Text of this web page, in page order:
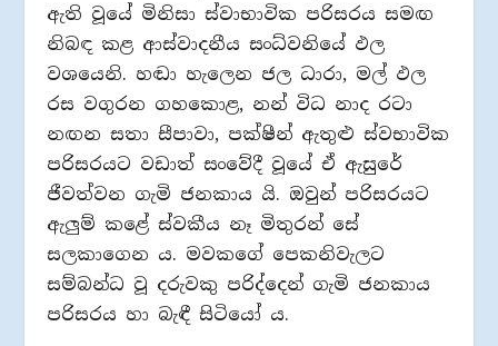
ඇති වූයේ මිනිසා ස්වාභාවික පරිසරය සමඟ
නිබඳ කළ ආස්වාදනීය සංධ්වනියේ ඵල
වශයෙනි. හඬා හැලෙන ජල ධාරා, මල් ඵල
රස වගුරන ගහකොළ, නන් විධ නාද රටා
නඟන සතා සීපාවා, පක්ෂීන් ඇතුළු ස්වභාවික
පරිසරයට වඩාත් සංවේදී වූයේ ඒ ඇසුරේ
ජීවත්වන ගැමි ජනකාය යි. ඔවුන් පරිසරයට
ඇලුම් කළේ ස්වකීය නෑ මිතුරන් සේ
සලකාගෙන ය. මවකගේ පෙකනිවැලට
සම්බන්ධ වූ දරුවකු පරිද්දෙන් ගැමි ජනකාය
පරිසරය හා බැඳී සිටියෝ ය.